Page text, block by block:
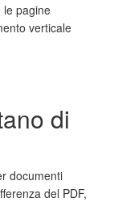
pagine
verticale
di
documenti
del PDF,